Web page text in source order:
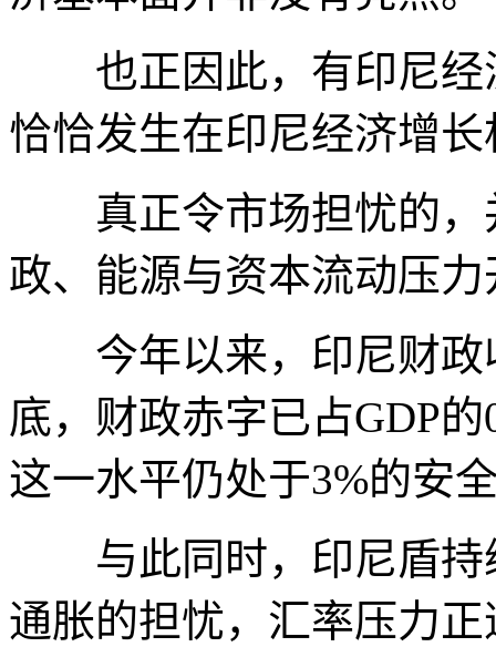
也正因此，有印尼经
恰恰发生在印尼经济增
真正令市场担忧的，
政、能源与资本流动压
今年以来，印尼财政
底，财政赤字已占GDP
这一水平仍处于3%的安
与此同时，印尼盾持
通胀的担忧，汇率压力